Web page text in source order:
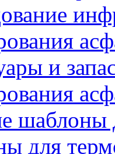
и
шаблоны
для